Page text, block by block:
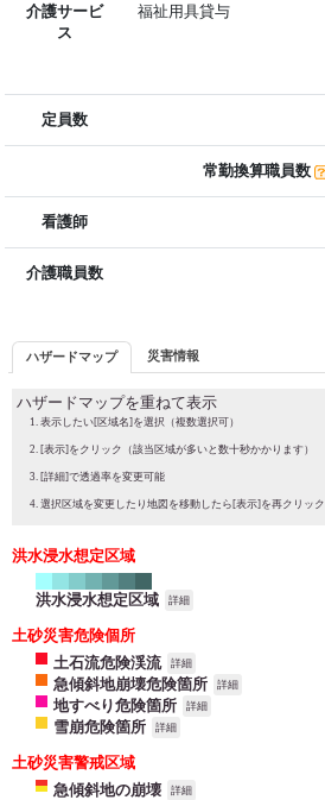
介護サービ
ス
福祉用具貸与
定員数
常勤換算職員数
看護師
介護職員数
ハザードマップ 災害情報
ハザードマップを重ねて表示
表示したい[区域名]を選択（複数選択可）
[表示]をクリック（該当区域が多いと数十秒かかります）
[詳細]で透過率を変更可能
選択区域を変更したり地図を移動したら[表示]を再クリック
洪水浸水想定区域
洪水浸水想定区域 詳細
土砂災害危険個所
土石流危険渓流
詳細
急傾斜地崩壊危険箇所 詳細
地すべり危険箇所 詳細
雪崩危険箇所 詳細
土砂災害警戒区域
急傾斜地の崩壊
詳細